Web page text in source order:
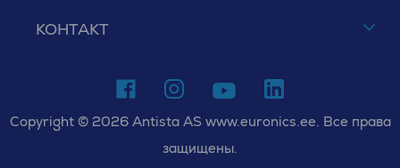
КОНТАКТ
Copyright © 2026 Antista AS www.euronics.ee. Все права
защищены.